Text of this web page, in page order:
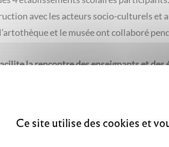
Ce site utilise des cookies et
avec les acteurs socio-culturels et
et le musée ont collaboré
la rencontre des enseignants et des
concernés
, et de faire connaitre